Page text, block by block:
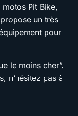
motos Pit Bike,
un très
pour
le moins cher”.
n’hésitez pas à